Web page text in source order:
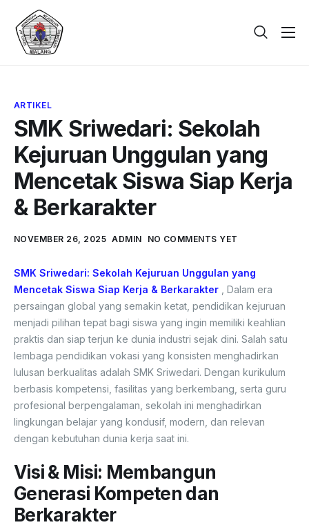
Beranda
Galeri
PPDB
Kontak
ARTIKEL
SMK Sriwedari: Sekolah
Kejuruan Unggulan yang
Mencetak Siswa Siap Kerja
& Berkarakter
NOVEMBER 26, 2025 ADMIN NO COMMENTS YET
SMK Sriwedari: Sekolah Kejuruan Unggulan yang
Mencetak Siswa Siap Kerja & Berkarakter , Dalam era
persaingan global yang semakin ketat, pendidikan kejuruan
menjadi pilihan tepat bagi siswa yang ingin memiliki keahlian
praktis dan siap terjun ke dunia industri sejak dini. Salah satu
lembaga pendidikan vokasi yang konsisten menghadirkan
lulusan berkualitas adalah SMK Sriwedari. Dengan kurikulum
berbasis kompetensi, fasilitas yang berkembang, serta guru
profesional berpengalaman, sekolah ini menghadirkan
lingkungan belajar yang kondusif, modern, dan relevan
dengan kebutuhan dunia kerja saat ini.
Visi & Misi: Membangun
Generasi Kompeten dan
Berkarakter